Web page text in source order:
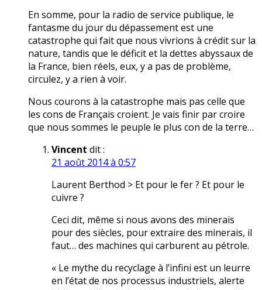
En somme, pour la radio de service publique, le
fantasme du jour du dépassement est une
catastrophe qui fait que nous vivrions à crédit sur la
nature, tandis que le déficit et la dettes abyssaux de
la France, bien réels, eux, y a pas de problème,
circulez, y a rien à voir.
Nous courons à la catastrophe mais pas celle que
les cons de Français croient. Je vais finir par croire
que nous sommes le peuple le plus con de la terre…
Vincent dit :
21 août 2014 à 0:57
Laurent Berthod > Et pour le fer ? Et pour le
cuivre ?
Ceci dit, même si nous avons des minerais
pour des siècles, pour extraire des minerais, il
faut… des machines qui carburent au pétrole.
« Le mythe du recyclage à l’infini est un leurre
en l’état de nos processus industriels, alerte